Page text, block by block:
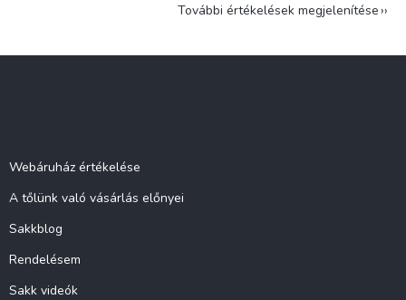
További értékelések megjelenítése
Webáruház értékelése
A tőlünk való vásárlás előnyei
Sakkblog
Rendelésem
Sakk videók